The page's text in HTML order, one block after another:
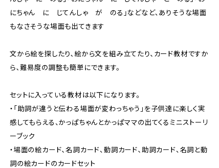
にちゃん に じてんしゃ が のる」などなど、ありそうな場面
もなさそうな場面も出てきます
文から絵を探したり、絵から文を組み立てたり、カード教材ですか
ら、難易度の調整も簡単にできます。
セットに入っている教材は以下になります。
・「助詞が違うと伝わる場面が変わっちゃう」を子供達に楽しく実
感してもらえる、かっぱちゃんとかっぱママの出てくるミニストーリ
ーブック
・場面の絵カード、名詞カード、動詞カード、助詞カード、名詞と動
詞の絵カードのカードセット